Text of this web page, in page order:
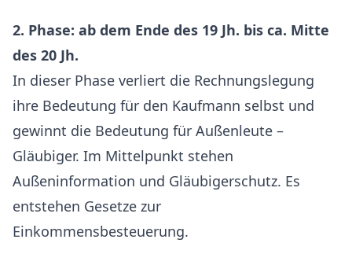
2. Phase: ab dem Ende des 19 Jh. bis ca. Mitte
des 20 Jh.
In dieser Phase verliert die Rechnungslegung
ihre Bedeutung für den Kaufmann selbst und
gewinnt die Bedeutung für Außenleute –
Gläubiger. Im Mittelpunkt stehen
Außeninformation und Gläubigerschutz. Es
entstehen Gesetze zur
Einkommensbesteuerung.